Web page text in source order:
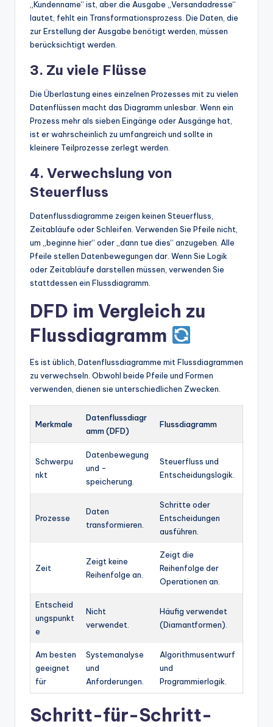
„Kundenname“ ist, aber die Ausgabe „Versandadresse“
lautet, fehlt ein Transformationsprozess. Die Daten, die
zur Erstellung der Ausgabe benötigt werden, müssen
berücksichtigt werden.
3. Zu viele Flüsse
Die Überlastung eines einzelnen Prozesses mit zu vielen
Datenflüssen macht das Diagramm unlesbar. Wenn ein
Prozess mehr als sieben Eingänge oder Ausgänge hat,
ist er wahrscheinlich zu umfangreich und sollte in
kleinere Teilprozesse zerlegt werden.
4. Verwechslung von
Steuerfluss
Datenflussdiagramme zeigen keinen Steuerfluss,
Zeitabläufe oder Schleifen. Verwenden Sie Pfeile nicht,
um „beginne hier“ oder „dann tue dies“ anzugeben. Alle
Pfeile stellen Datenbewegungen dar. Wenn Sie Logik
oder Zeitabläufe darstellen müssen, verwenden Sie
stattdessen ein Flussdiagramm.
DFD im Vergleich zu
Flussdiagramm
Es ist üblich, Datenflussdiagramme mit Flussdiagrammen
zu verwechseln. Obwohl beide Pfeile und Formen
verwenden, dienen sie unterschiedlichen Zwecken.
Merkmale
Datenflussdiagr
amm (DFD)
Flussdiagramm
Schwerpu
nkt
Datenbewegung
und -
speicherung.
Steuerfluss und
Entscheidungslogik.
Prozesse
Daten
transformieren.
Schritte oder
Entscheidungen
ausführen.
Zeit
Zeigt keine
Reihenfolge an.
Zeigt die
Reihenfolge der
Operationen an.
Entscheid
ungspunkt
e
Nicht
verwendet.
Häufig verwendet
(Diamantformen).
Am besten
geeignet
für
Systemanalyse
und
Anforderungen.
Algorithmusentwurf
und
Programmierlogik.
Schritt-für-Schritt-